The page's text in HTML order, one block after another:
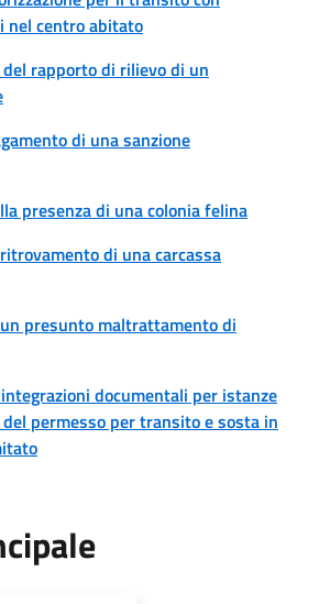
nel centro abitato
rapporto di rilievo di un
di una sanzione
presenza di una colonia felina
di una carcassa
presunto maltrattamento di
documentali per istanze
permesso per transito e sosta in